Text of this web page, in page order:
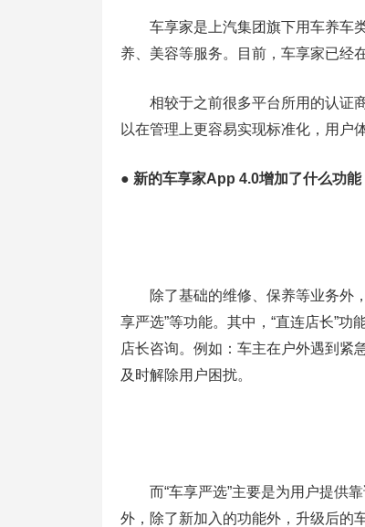
车享家是上汽集团旗下用车养车类
养、美容等服务。目前，车享家已经
相较于之前很多平台所用的认证商
以在管理上更容易实现标准化，用户
● 新的车享家App 4.0增加了什么功能
除了基础的维修、保养等业务外，
享严选”等功能。其中，“直连店长”
店长咨询。例如：车主在户外遇到紧
及时解除用户困扰。
而“车享严选”主要是为用户提供靠
外，除了新加入的功能外，升级后的